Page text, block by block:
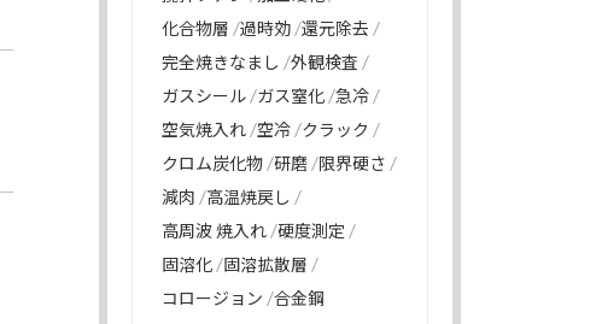
化合物層 過時効 還元除去
完全焼きなまし
外観検査
ガスシール ガス窒化 急冷
空気焼入れ 空冷 クラック
クロム炭化物 研磨 限界硬さ
減肉
高温焼戻し
高周波 焼入れ 硬度測定
固溶化 固溶拡散層
コロージョン 合金鋼